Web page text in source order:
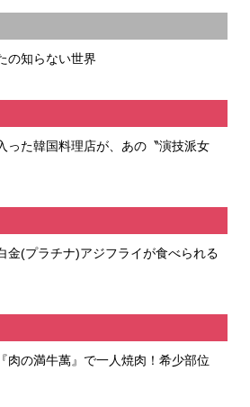
の知らない世界
った韓国料理店が、あの〝演技派女
金(プラチナ)アジフライが食べられる
肉の満牛萬』で一人焼肉！希少部位